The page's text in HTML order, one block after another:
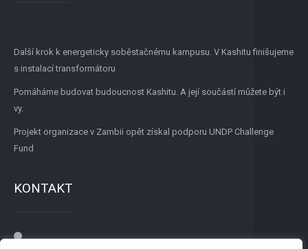
Další krok k energeticky soběstačnému kampusu. V Kashitu finišujeme
s instalací transformátoru
Pomáháme budovat budoucnost Kashitu. A její součástí můžete být i
vy.
Projekt organizace v Zambii opět získal podporu UNDP Challenge
Fund
KONTAKT